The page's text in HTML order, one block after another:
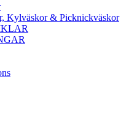
Kylväskor & Picknickväskor